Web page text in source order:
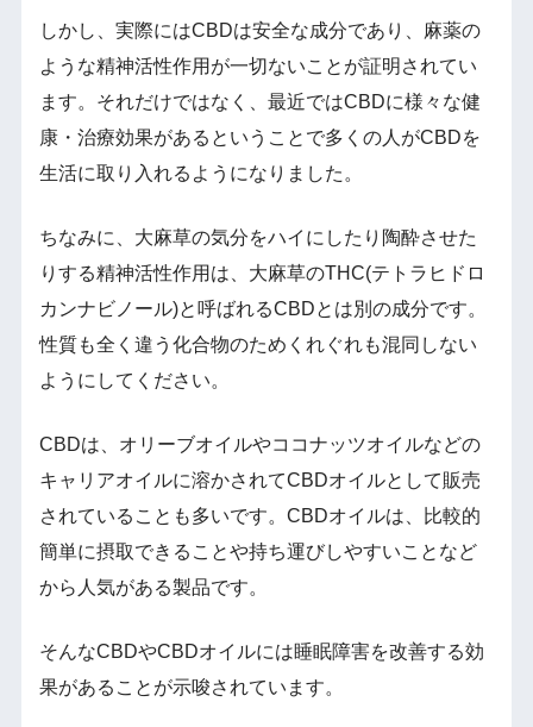
しかし、実際にはCBDは安全な成分であり、麻薬の
ような精神活性作用が一切ないことが証明されてい
ます。それだけではなく、最近ではCBDに様々な健
康・治療効果があるということで多くの人がCBDを
生活に取り入れるようになりました。
ちなみに、大麻草の気分をハイにしたり陶酔させた
りする精神活性作用は、大麻草のTHC(テトラヒドロ
カンナビノール)と呼ばれるCBDとは別の成分です。
性質も全く違う化合物のためくれぐれも混同しない
ようにしてください。
CBDは、オリーブオイルやココナッツオイルなどの
キャリアオイルに溶かされてCBDオイルとして販売
されていることも多いです。CBDオイルは、比較的
簡単に摂取できることや持ち運びしやすいことなど
から人気がある製品です。
そんなCBDやCBDオイルには睡眠障害を改善する効
果があることが示唆されています。